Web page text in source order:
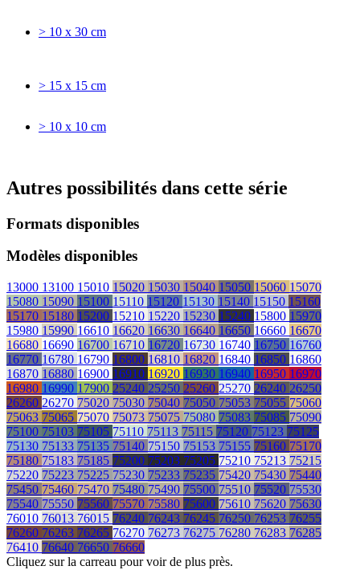
> 10 x 30 cm
> 15 x 15 cm
> 10 x 10 cm
Autres possibilités dans cette série
Formats disponibles
Modèles disponibles
13000 13100 15010 15020 15030 15040 15050 15060 15070
15080 15090 15100 15110 15120 15130 15140 15150 15160
15170 15180 15200 15210 15220 15230 15240 15800 15970
15980 15990 16610 16620 16630 16640 16650 16660 16670
16680 16690 16700 16710 16720 16730 16740 16750 16760
16770 16780 16790 16800 16810 16820 16840 16850 16860
16870 16880 16900 16910 16920 16930 16940 16950 16970
16980 16990 17900 25240 25250 25260 25270 26240 26250
26260 26270 75020 75030 75040 75050 75053 75055 75060
75063 75065 75070 75073 75075 75080 75083 75085 75090
75100 75103 75105 75110 75113 75115 75120 75123 75125
75130 75133 75135 75140 75150 75153 75155 75160 75170
75180 75183 75185 75200 75203 75205 75210 75213 75215
75220 75223 75225 75230 75233 75235 75420 75430 75440
75450 75460 75470 75480 75490 75500 75510 75520 75530
75540 75550 75560 75570 75580 75600 75610 75620 75630
76010 76013 76015 76240 76243 76245 76250 76253 76255
76260 76263 76265 76270 76273 76275 76280 76283 76285
76410 76640 76650 76660
Cliquez sur la carreau pour voir de plus près.